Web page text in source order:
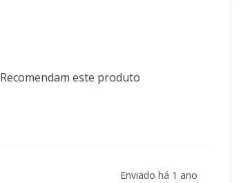
Recomendam este produto
Enviado há 1 ano